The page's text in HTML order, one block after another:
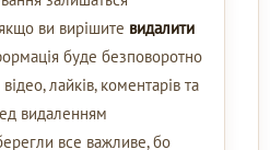
ви вирішите видалити
буде безповоротно
лайків, коментарів та
видаленням
все важливе, бо